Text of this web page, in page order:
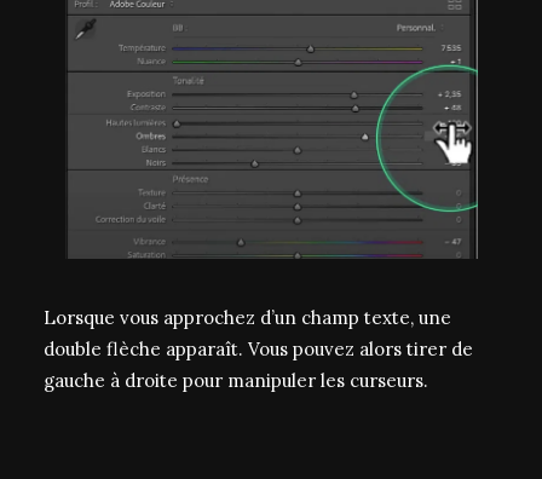
Lorsque vous approchez d’un champ texte, une
double flèche apparaît. Vous pouvez alors tirer de
gauche à droite pour manipuler les curseurs.